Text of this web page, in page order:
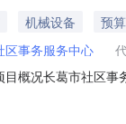
机械设备
预
区事务服务中心
概况长葛市社区
年城镇社区老